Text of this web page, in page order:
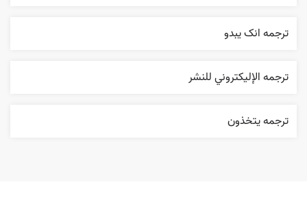
ترجمه انک يبدو
ترجمه الإليکتروني للنشر
ترجمه يتخذون